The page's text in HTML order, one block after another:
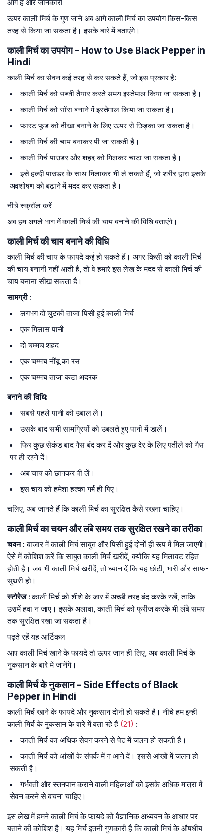
आगे है और जानकारी
ऊपर काली मिर्च के गुण जाने अब आगे काली मिर्च का उपयोग किस-किस
तरह से किया जा सकता है। इसके बारे में बताएंगे।
काली मिर्च का उपयोग – How to Use Black Pepper in
Hindi
काली मिर्च का सेवन कई तरह से कर सकते हैं, जो इस प्रकार है:
काली मिर्च को सब्जी तैयार करते समय इस्तेमाल किया जा सकता है।
काली मिर्च को सॉस बनाने में इस्तेमाल किया जा सकता है।
फास्ट फूड को तीखा बनाने के लिए ऊपर से छिड़का जा सकता है।
काली मिर्च की चाय बनाकर पी जा सकती है।
काली मिर्च पाउडर और शहद को मिलकर चाटा जा सकता है।
इसे हल्दी पाउडर के साथ मिलाकर भी ले सकते हैं, जो शरीर द्वारा इसके
अवशोषण को बढ़ाने में मदद कर सकता है।
नीचे स्क्रॉल करें
अब हम अगले भाग में काली मिर्च की चाय बनाने की विधि बताएंगे।
काली मिर्च की चाय बनाने की विधि
काली मिर्च की चाय के फायदे कई हो सकते हैं। अगर किसी को काली मिर्च
की चाय बनानी नहीं आती है, तो वे हमारे इस लेख के मदद से काली मिर्च की
चाय बनाना सीख सकता है।
सामग्री:
लगभग दो चुटकी ताजा पिसी हुई काली मिर्च
एक गिलास पानी
दो चम्मच शहद
एक चम्मच नींबू का रस
एक चम्मच ताजा कटा अदरक
बनाने की विधि:
सबसे पहले पानी को उबाल लें।
उसके बाद सभी सामग्रियों को उबलते हुए पानी में डालें।
फिर कुछ सेकंड बाद गैस बंद कर दें और कुछ देर के लिए पतीले को गैस
पर ही रहने दें।
अब चाय को छानकर पी लें।
इस चाय को हमेशा हल्का गर्म ही पिए।
चलिए, अब जानते हैं कि काली मिर्च का सुरक्षित कैसे रखना चाहिए।
काली मिर्च का चयन और लंबे समय तक सुरक्षित रखने का तरीका
चयन: बाजार में काली मिर्च साबुत और पिसी हुई दोनों ही रूप में मिल जाएगी।
ऐसे में कोशिश करें कि साबुत काली मिर्च खरीदें, क्योंकि यह मिलावट रहित
होती है। जब भी काली मिर्च खरीदें, तो ध्यान दें कि यह छोटी, भारी और साफ-
सुथरी हो।
स्टोरेज: काली मिर्च को शीशे के जार में अच्छी तरह बंद करके रखें, ताकि
उसमें हवा न जाए। इसके अलावा, काली मिर्च को फ्रीज करके भी लंबे समय
तक सुरक्षित रखा जा सकता है।
पढ़ते रहें यह आर्टिकल
आप काली मिर्च खाने के फायदे तो ऊपर जान ही लिए, अब काली मिर्च के
नुकसान के बारे में जानेंगे।
काली मिर्च के नुकसान – Side Effects of Black
Pepper in Hindi
काली मिर्च खाने के फायदे और नुकसान दोनों हो सकते हैं। नीचे हम इन्हीं
काली मिर्च के नुकसान के बारे में बता रहे हैं(21) :
काली मिर्च का अधिक सेवन करने से पेट में जलन हो सकती है।
काली मिर्च को आंखों के संपर्क में न आने दें। इससे आंखों में जलन हो
सकती है।
गर्भवती और स्तनपान कराने वाली महिलाओं को इसके अधिक मात्रा में
सेवन करने से बचना चाहिए।
इस लेख में हमने काली मिर्च के फायदे को वैज्ञानिक अध्ययन के आधार पर
बताने की कोशिश है। यह मिर्च इतनी गुणकारी है कि काली मिर्च के औषधीय